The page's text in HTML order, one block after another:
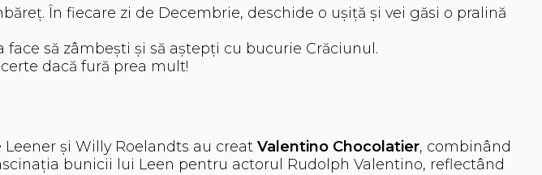
În fiecare zi de Decembrie, deschide o ușiță și vei găsi o pralină
să zâmbești și să aștepți cu bucurie Crăciunul.
dacă fură prea mult!
și Willy Roelandts au creat Valentino Chocolatier, combinând
bunicii lui Leen pentru actorul Rudolph Valentino, reflectând